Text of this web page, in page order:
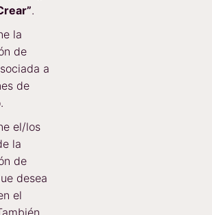
.
la
de
a
de
el/los
la
de
desea
el